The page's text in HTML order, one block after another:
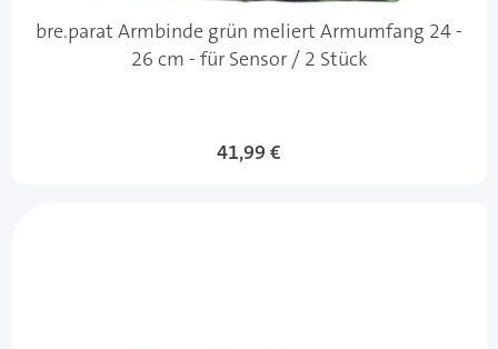
bre.parat Armbinde grün meliert Armumfang 24 -
26 cm - für Sensor / 2 Stück
41,99 €